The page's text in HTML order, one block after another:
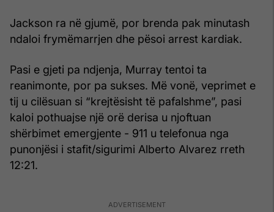
Jackson ra në gjumë, por brenda pak minutash
ndaloi frymëmarrjen dhe pësoi arrest kardiak.
Pasi e gjeti pa ndjenja, Murray tentoi ta
reanimonte, por pa sukses. Më vonë, veprimet e
tij u cilësuan si “krejtësisht të pafalshme”, pasi
kaloi pothuajse një orë derisa u njoftuan
shërbimet emergjente - 911 u telefonua nga
punonjësi i stafit/sigurimi Alberto Alvarez rreth
12:21.